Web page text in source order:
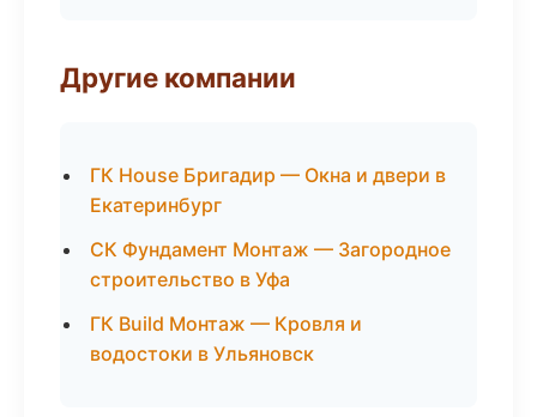
Другие компании
ГК House Бригадир — Окна и двери в
Екатеринбург
СК Фундамент Монтаж — Загородное
строительство в Уфа
ГК Build Монтаж — Кровля и
водостоки в Ульяновск